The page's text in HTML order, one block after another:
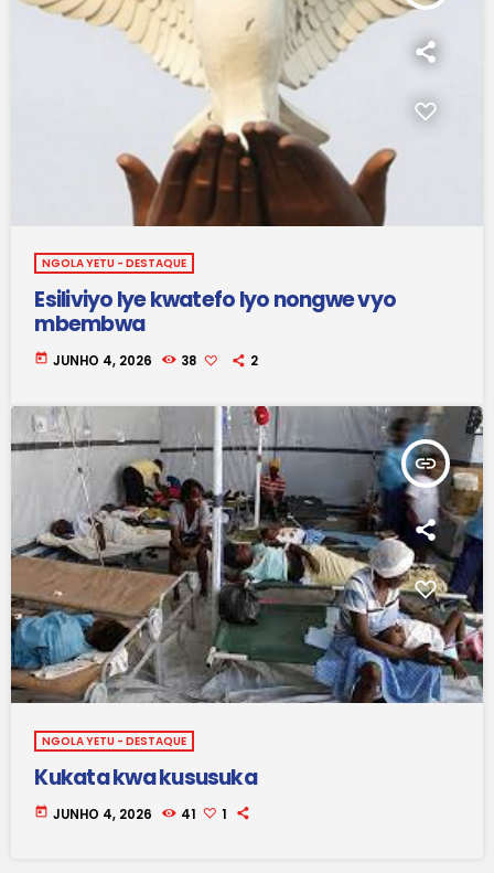
NGOLA YETU - DESTAQUE
Esiliviyo lye kwatefo lyo nongwe vyo
mbembwa
today JUNHO 4, 2026 38 2
insert_link
NGOLA YETU - DESTAQUE
Kukata kwa kususuka
today JUNHO 4, 2026 41 1